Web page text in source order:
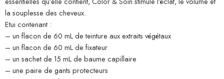
la souplesse des cheveux.
Etui contenant :
– un flacon de 60 mL de teinture aux extraits végétaux
– un flacon de 60 mL de fixateur
– un sachet de 15 mL de baume capillaire
– une paire de gants protecteurs